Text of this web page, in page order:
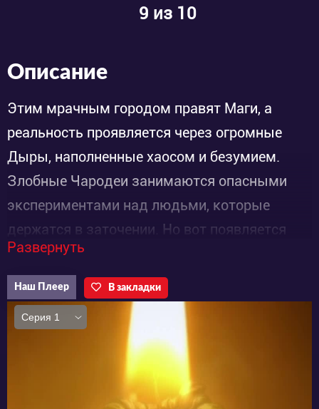
9 из 10
Описание
Этим мрачным городом правят Маги, а
реальность проявляется через огромные
Дыры, наполненные хаосом и безумием.
Злобные Чародеи занимаются опасными
экспериментами над людьми, которые
держатся в заточении. Но вот появляется
герой по имени Кайман и решает остановить
этот ужас. Его тело выглядит чудовищно, он
постоянно хочет есть и его преследуют
кошмары. Всё это – результат магических
экспериментов, за которые он хочет
отомстить. И герой обязательно сделает это,
даже если ему придётся пройти через
Развернуть
Наш Плеер В закладки